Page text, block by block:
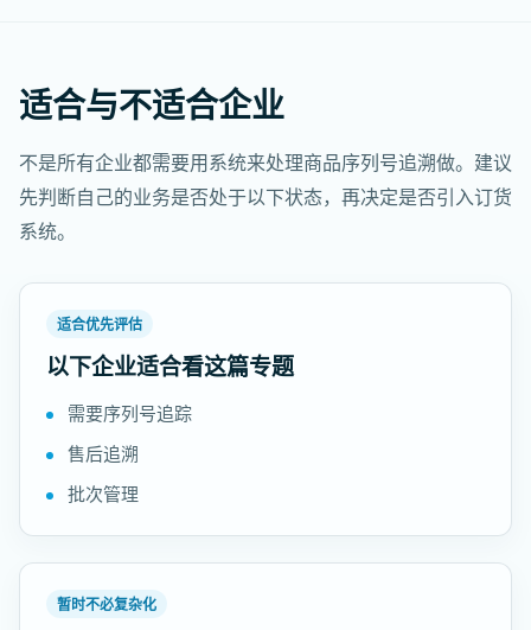
适合与不适合企业
不是所有企业都需要用系统来处理商品序列号追溯做。建议
先判断自己的业务是否处于以下状态，再决定是否引入订货
系统。
适合优先评估
以下企业适合看这篇专题
需要序列号追踪
售后追溯
批次管理
暂时不必复杂化